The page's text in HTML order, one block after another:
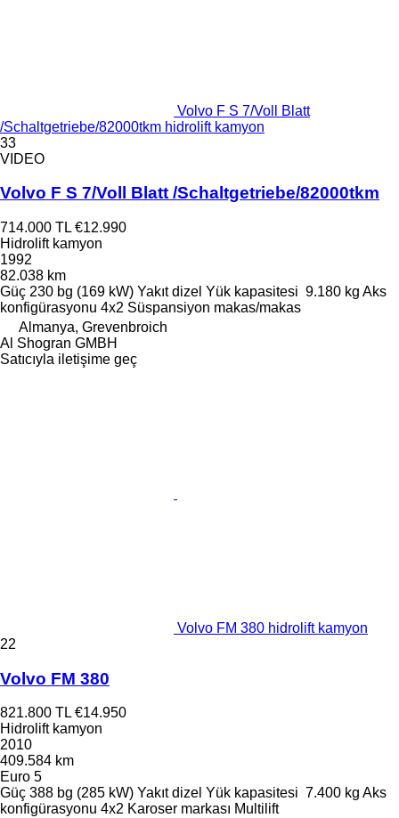
Volvo F S 7/Voll Blatt
/Schaltgetriebe/82000tkm hidrolift kamyon
33
VIDEO
Volvo F S 7/Voll Blatt /Schaltgetriebe/82000tkm
714.000 TL €12.990
Hidrolift kamyon
1992
82.038 km
Güç 230 bg (169 kW) Yakıt dizel Yük kapasitesi 9.180 kg Aks
konfigürasyonu 4x2 Süspansiyon makas/makas
Almanya, Grevenbroich
Al Shogran GMBH
Satıcıyla iletişime geç
Volvo FM 380 hidrolift kamyon
22
Volvo FM 380
821.800 TL €14.950
Hidrolift kamyon
2010
409.584 km
Euro 5
Güç 388 bg (285 kW) Yakıt dizel Yük kapasitesi 7.400 kg Aks
konfigürasyonu 4x2 Karoser markası Multilift